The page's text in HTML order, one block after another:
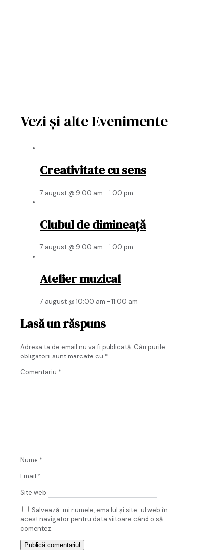
Vezi și alte Evenimente
Creativitate cu sens
7 august @ 9:00 am - 1:00 pm
Clubul de dimineață
7 august @ 9:00 am - 1:00 pm
Atelier muzical
7 august @ 10:00 am - 11:00 am
Lasă un răspuns
Adresa ta de email nu va fi publicată. Câmpurile
obligatorii sunt marcate cu *
Comentariu *
Nume *
Email *
Site web
Salvează-mi numele, emailul și site-ul web în
acest navigator pentru data viitoare când o să
comentez.